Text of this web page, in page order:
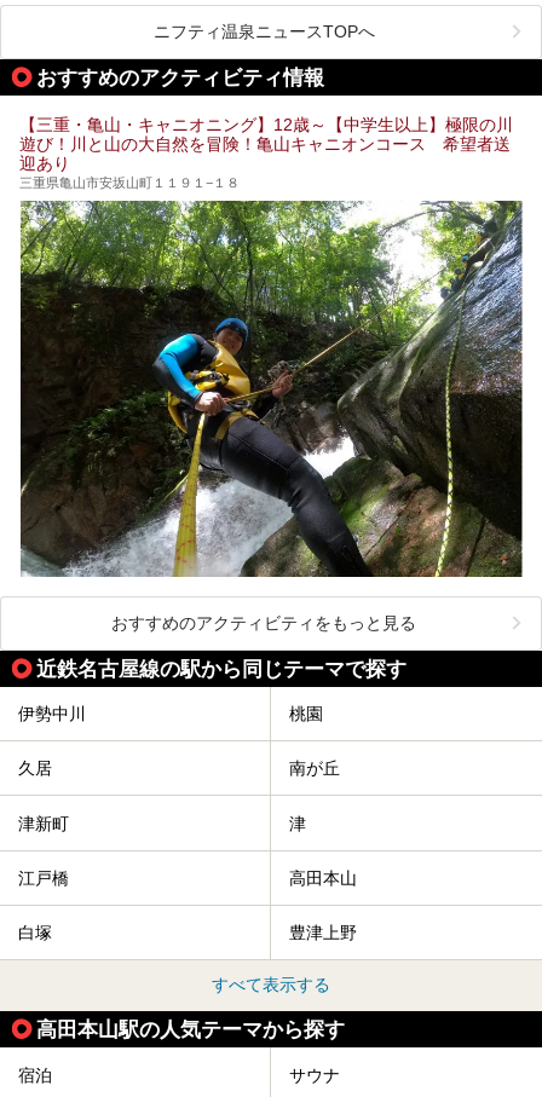
果だけではなく、代謝が高まり健康や美容にも良い影響が期
待できます。今回はそんな岩盤浴にこだわった、三重県内の
オススメ温泉・銭湯・スパ10ヶ所を紹介させていただきま
す。
ニフティ温泉ニュースTOPへ
おすすめのアクティビティ情報
【三重・亀山・キャニオニング】12歳～【中学生以上】極限の川
遊び！川と山の大自然を冒険！亀山キャニオンコース 希望者送
迎あり
三重県亀山市安坂山町１１９１−１８
おすすめのアクティビティをもっと見る
近鉄名古屋線の駅から同じテーマで探す
伊勢中川 桃園
久居 南が丘
津新町 津
江戸橋 高田本山
白塚 豊津上野
すべて表示する
高田本山駅の人気テーマから探す
宿泊 サウナ